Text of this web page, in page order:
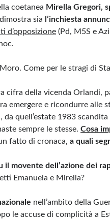
coetanea Mirella Gregori,
sia
l’inchiesta
d’opposizione (Pd, M5S e
Come per le stragi di
cifra della vicenda Orlandi,
emergere e ricondurre alle
da quell’estate 1983
sempre le stesse. Cosa
fatto di cronaca, a quali
il movente dell’azione dei
Emanuela e Mirella?
nell’ambito della
le accuse di complicità a